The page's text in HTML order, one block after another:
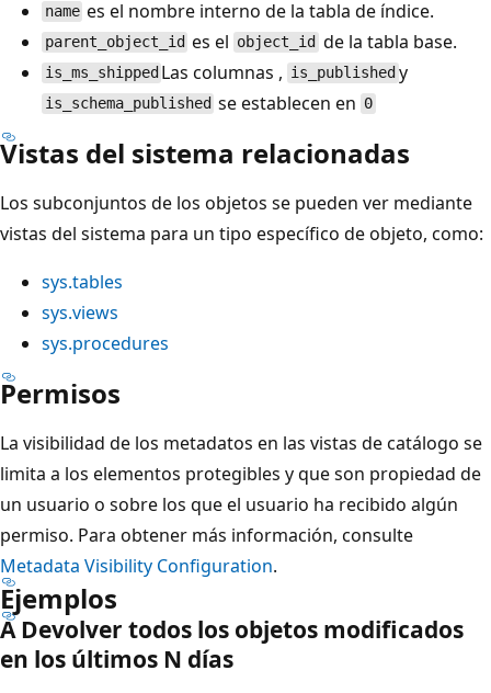
name es el nombre interno de la tabla de índice.
parent_object_id es el object_id de la tabla base.
is_ms_shipped Las columnas , is_published y
is_schema_published se establecen en 0
Vistas del sistema relacionadas
Los subconjuntos de los objetos se pueden ver mediante
vistas del sistema para un tipo específico de objeto, como:
sys.tables
sys.views
sys.procedures
Permisos
La visibilidad de los metadatos en las vistas de catálogo se
limita a los elementos protegibles y que son propiedad de
un usuario o sobre los que el usuario ha recibido algún
permiso. Para obtener más información, consulte
Metadata Visibility Configuration.
Ejemplos
A Devolver todos los objetos modificados
en los últimos N días